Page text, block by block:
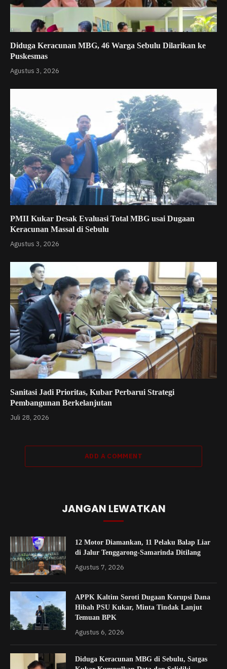
Diduga Keracunan MBG, 46 Warga Sebulu Dilarikan ke
Puskesmas
Agustus 3, 2026
PMII Kukar Desak Evaluasi Total MBG usai Dugaan
Keracunan Massal di Sebulu
Agustus 3, 2026
Sanitasi Jadi Prioritas, Kubar Perbarui Strategi
Pembangunan Berkelanjutan
Juli 28, 2026
ADD A COMMENT
JANGAN LEWATKAN
12 Motor Diamankan, 11 Pelaku Balap Liar
di Jalur Tenggarong-Samarinda Ditilang
Agustus 7, 2026
APPK Kaltim Soroti Dugaan Korupsi Dana
Hibah PSU Kukar, Minta Tindak Lanjut
Temuan BPK
Agustus 6, 2026
Diduga Keracunan MBG di Sebulu, Satgas